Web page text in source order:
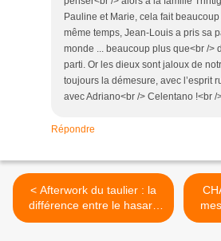
Pauline et Marie, cela fait
même temps, Jean-Louis a pris sa
monde ... beaucoup plus que<br />
parti. Or les dieux sont jaloux de
toujours la démesure, avec l’esprit
avec Adriano<br /> Celentano !<br /
Répondre
< Afterwork du taulier : la
différence entre le hasard
et Claude Allègre vue par